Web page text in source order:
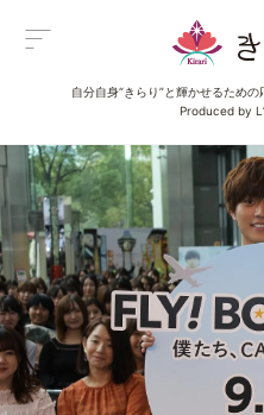
自分自身“きらり”と輝かせるため
Produced by
All Posts 新着一覧
Category イベント
Category グルメ
Category ビューティ
Category エンタメ